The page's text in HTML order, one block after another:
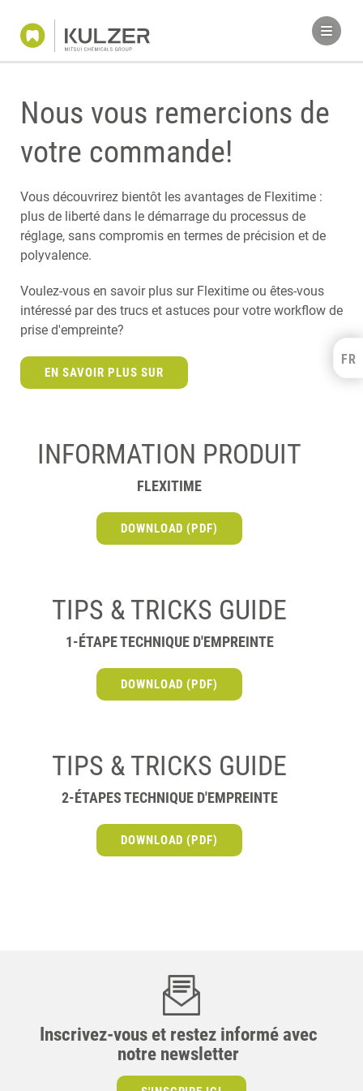
FR
Nous vous remercions de
votre commande!
Vous découvrirez bientôt les avantages de Flexitime :
plus de liberté dans le démarrage du processus de
réglage, sans compromis en termes de précision et de
polyvalence.
Voulez-vous en savoir plus sur Flexitime ou êtes-vous
intéressé par des trucs et astuces pour votre workflow de
prise d'empreinte?
EN SAVOIR PLUS SUR
INFORMATION PRODUIT
FLEXITIME
DOWNLOAD (PDF)
TIPS & TRICKS GUIDE
1-ÉTAPE TECHNIQUE D'EMPREINTE
DOWNLOAD (PDF)
TIPS & TRICKS GUIDE
2-ÉTAPES TECHNIQUE D'EMPREINTE
DOWNLOAD (PDF)
Inscrivez-vous et restez informé avec
notre newsletter